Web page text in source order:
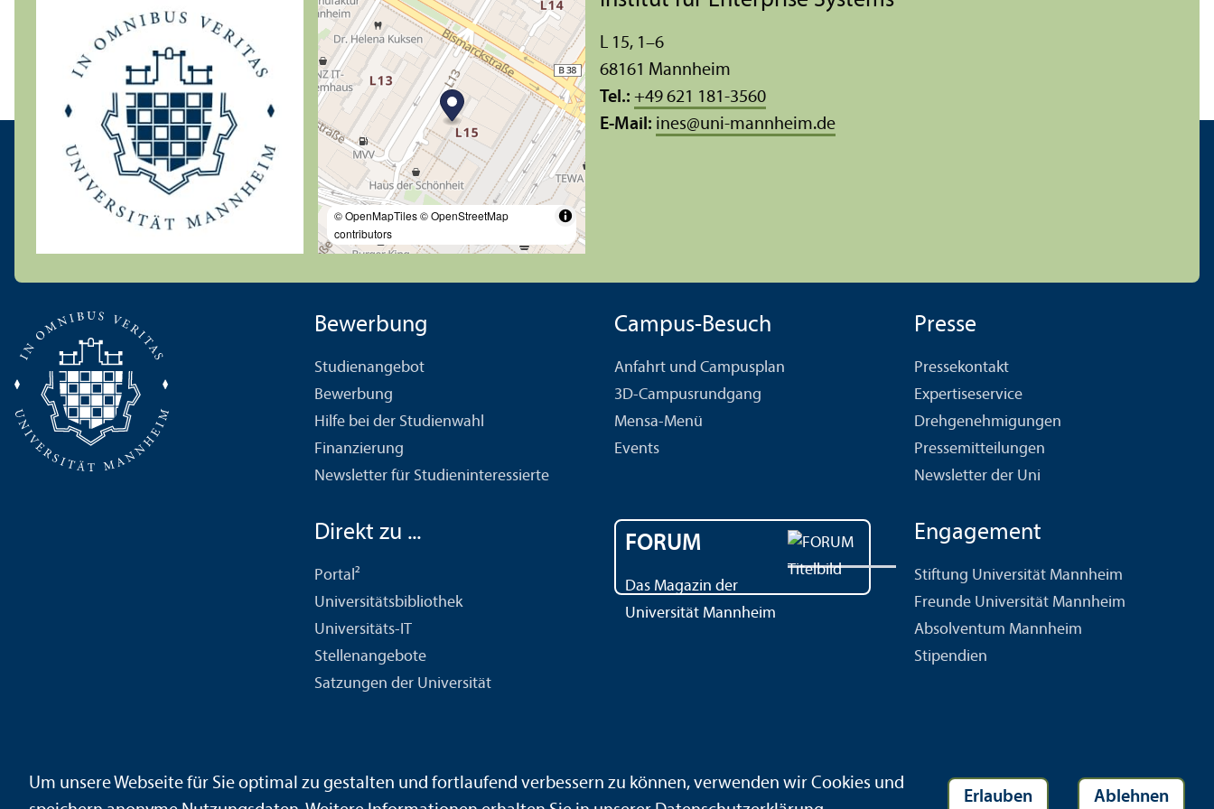
© OpenMapTiles© OpenStreetMap
contributors
L 15, 1–6
68161 Mannheim
Tel.: +49 621 181-3560
E-Mail: ines@uni-mannheim.de
Bewerbung
Studien­angebot
Bewerbung
Hilfe bei der Studien­wahl
Finanzierung
Newsletter für Studien­interessierte
Campus-Besuch
Anfahrt und Campusplan
3D-Campusrundgang
Mensa-Menü
Events
Presse
Pressekontakt
Expertiseservice
Drehgenehmigungen
Pressemitteilungen
Newsletter der Uni
Direkt zu ...
Portal²
Universitäts­bibliothek
Universitäts-IT
Stellenangebote
Satzungen der Universität
FORUM
Das Magazin der
Universität Mannheim
Engagement
Stiftung Universität Mannheim
Freunde Universität Mannheim
Absolventum Mannheim
Stipendien
Um unsere Webseite für Sie optimal zu gestalten und fortlaufend verbessern zu können, verwenden wir Cookies und
Erlauben Ablehnen